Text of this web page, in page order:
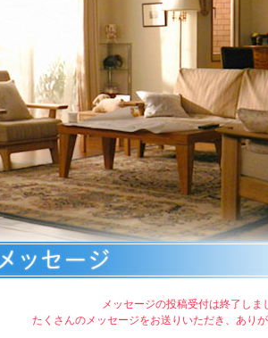
メッセージの投稿受付は終了しま
たくさんのメッセージをお送りいただき、あり